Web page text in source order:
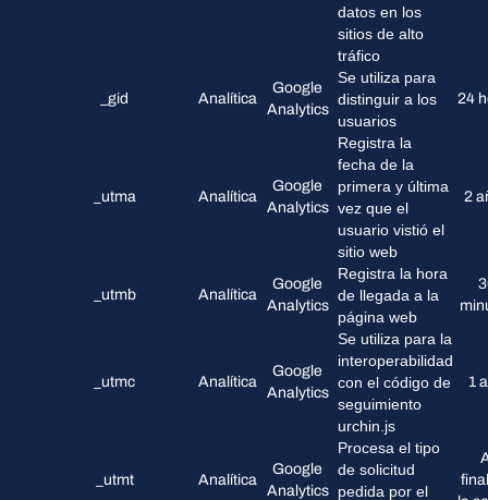
datos en los
sitios de alto
tráfico
_gid Analítica
Google
Analytics
Se utiliza para
distinguir a los
usuarios
24
_utma Analítica
Google
Analytics
Registra la
fecha de la
primera y última
vez que el
usuario vistió el
sitio web
2
_utmb Analítica
Google
Analytics
Registra la hora
de llegada a la
página web
_utmc Analítica
Google
Analytics
Se utiliza para la
interoperabilidad
con el código de
seguimiento
urchin.js
1
_utmt Analítica
Google
Analytics
Procesa el tipo
de solicitud
pedida por el